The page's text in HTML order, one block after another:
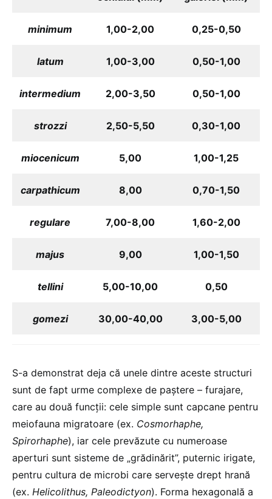
minimum 1,00-2,00 0,25-0,50
latum 1,00-3,00 0,50-1,00
intermedium 2,00-3,50 0,50-1,00
strozzi 2,50-5,50 0,30-1,00
miocenicum 5,00 1,00-1,25
carpathicum 8,00 0,70-1,50
regulare 7,00-8,00 1,60-2,00
majus 9,00 1,00-1,50
tellini 5,00-10,00 0,50
gomezi 30,00-40,00 3,00-5,00
S-a demonstrat deja că unele dintre aceste structuri
sunt de fapt urme complexe de paştere – furajare,
care au două funcţii: cele simple sunt capcane pentru
meiofauna migratoare (ex. Cosmorhaphe,
Spirorhaphe), iar cele prevăzute cu numeroase
aperturi sunt sisteme de „grădinărit”, puternic irigate,
pentru cultura de microbi care servește drept hrană
(ex. Helicolithus, Paleodictyon). Forma hexagonală a